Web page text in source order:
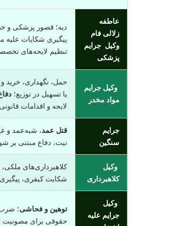
عاطفه
زلالی فام
وکیل جرایم
پزشکی
دیه؛ قصور پزشکی و
پیگیری شکایات علیه
تنظیم لایحه‌های
وکیل جرایم
مواد مخدر
حمل، نگهداری، خرید
یا تسهیل در توزیع؛
لایحه و اقدامات
جرایم
سنگین
قتل عمد، شبه‌عمد و
نیت، دفاع مبتنی بر
وکیل
کلاهبرداری
کلاهبرداری‌های ملکی،
شکایت کیفری،
وکیل
جرایم علیه
توهین و فحاشی؛ ضرب
حقوقی برای مصونیت